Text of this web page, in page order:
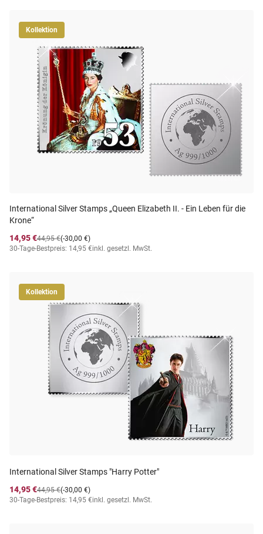
Kollektion
International Silver Stamps „Queen Elizabeth II. - Ein Leben für die
Krone“
14,95 €
(-30,00 €)
44,95 €
30-Tage-Bestpreis: 14,95 €inkl. gesetzl. MwSt.
Kollektion
International Silver Stamps "Harry Potter"
14,95 €
(-30,00 €)
44,95 €
30-Tage-Bestpreis: 14,95 €inkl. gesetzl. MwSt.